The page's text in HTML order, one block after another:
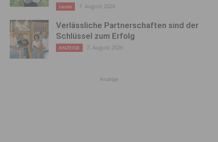
Leute 7. August 2026
Verlässliche Partnerschaften sind der
Schlüssel zum Erfolg
ANZEIGE 7. August 2026
Anzeige